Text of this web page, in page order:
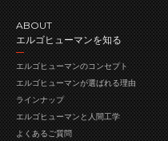
ABOUT
エルゴヒューマンを知る
エルゴヒューマンのコンセプト
エルゴヒューマンが選ばれる理由
ラインナップ
エルゴヒューマンと人間工学
よくあるご質問